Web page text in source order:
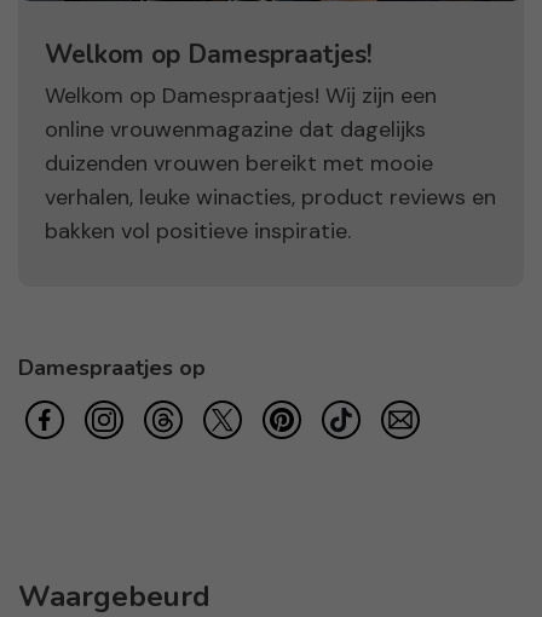
Welkom op Damespraatjes!
Welkom op Damespraatjes! Wij zijn een
online vrouwenmagazine dat dagelijks
duizenden vrouwen bereikt met mooie
verhalen, leuke winacties, product reviews en
bakken vol positieve inspiratie.
Damespraatjes op
Waargebeurd